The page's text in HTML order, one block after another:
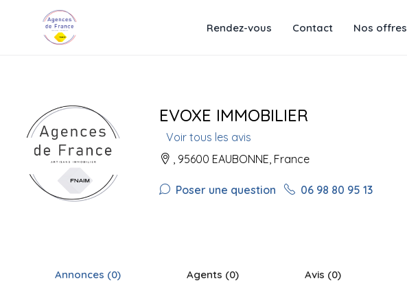
Rendez-vous Contact Nos offres
EVOXE IMMOBILIER
Voir tous les avis
, 95600 EAUBONNE, France
Poser une question 06 98 80 95 13
Annonces (0) Agents (0) Avis (0)